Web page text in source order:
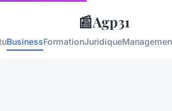
📰Agp31
BusinessFormationJuridique